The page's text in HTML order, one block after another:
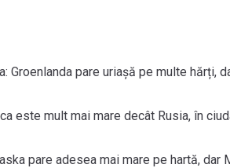
Groenlanda pare uriașă pe multe hărți,
este mult mai mare decât Rusia, în
pare adesea mai mare pe hartă, dar